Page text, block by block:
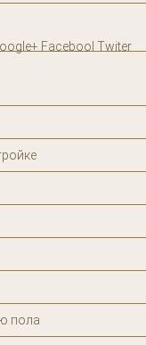
Facebool Twiter
пола